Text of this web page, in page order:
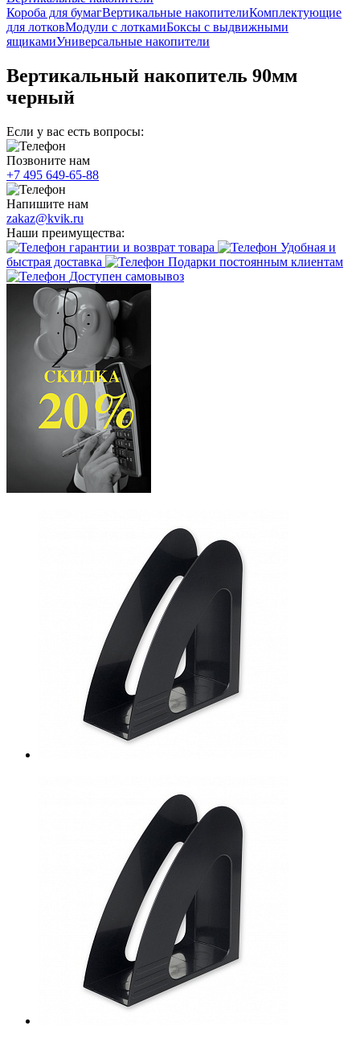
Короба для бумагВертикальные накопителиКомплектующие
для лотковМодули с лоткамиБоксы с выдвижными
ящикамиУниверсальные накопители
Вертикальный накопитель 90мм
черный
Если у вас есть вопросы:
Позвоните нам
+7 495 649-65-88
Напишите нам
zakaz@kvik.ru
Наши преимущества:
гарантии и возврат товара
Удобная и
быстрая доставка
Подарки постоянным клиентам
Доступен самовывоз